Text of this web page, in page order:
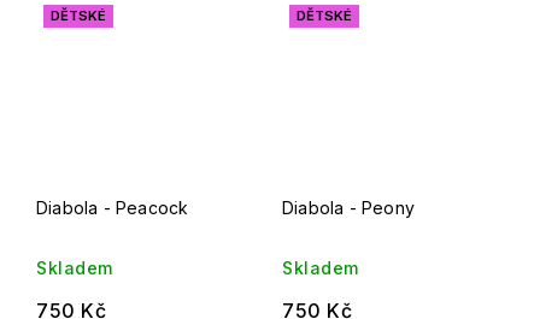
DĚTSKÉ
Diabola - Peacock
Skladem
750 Kč
DĚTSKÉ
Diabola - Peony
Skladem
750 Kč